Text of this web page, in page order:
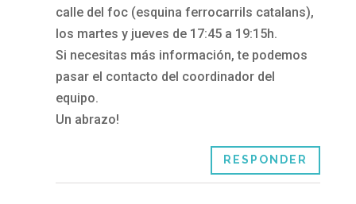
calle del foc (esquina ferrocarrils catalans),
los martes y jueves de 17:45 a 19:15h.
Si necesitas más información, te podemos
pasar el contacto del coordinador del
equipo.
Un abrazo!
RESPONDER